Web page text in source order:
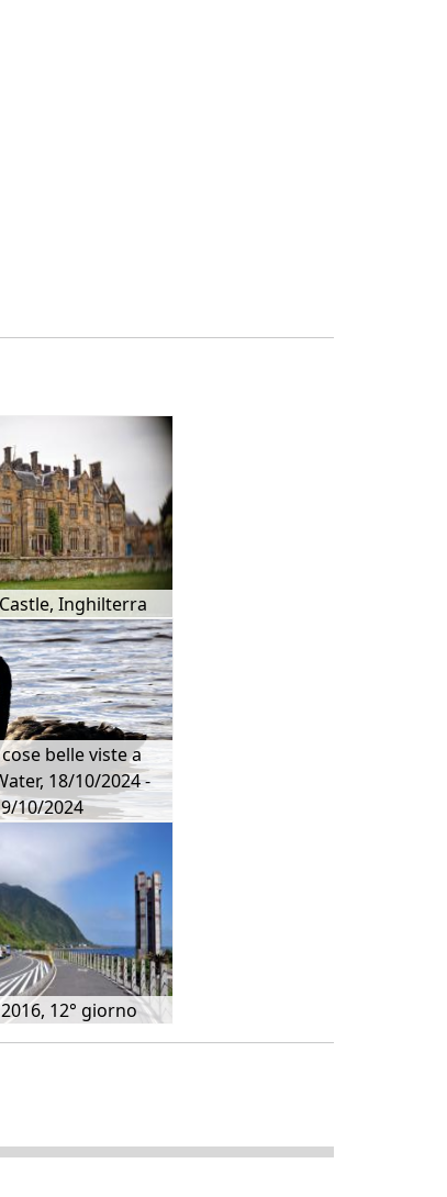
Inghilterra
belle viste a
18/10/2024 -
10/2024
12° giorno